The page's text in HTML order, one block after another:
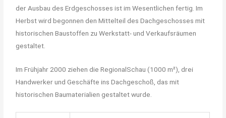
der Ausbau des Erdgeschosses ist im Wesentlichen fertig. Im
Herbst wird begonnen den Mittelteil des Dachgeschosses mit
historischen Baustoffen zu Werkstatt- und Verkaufsräumen
gestaltet.
Im Frühjahr 2000 ziehen die RegionalSchau (1000 m²), drei
Handwerker und Geschäfte ins Dachgeschoß, das mit
historischen Baumaterialien gestaltet wurde.